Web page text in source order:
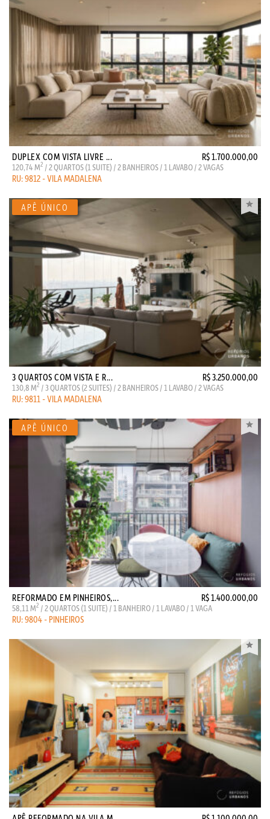
DUPLEX COM VISTA LIVRE ... R$ 1.700.000,00
120,74 M2 / 2 QUARTOS (1 SUITE) / 2 BANHEIROS / 1 LAVABO / 2 VAGAS
RU: 9812 - VILA MADALENA
3 QUARTOS COM VISTA E R... R$ 3.250.000,00
130,8 M2 / 3 QUARTOS (2 SUITES) / 2 BANHEIROS / 1 LAVABO / 2 VAGAS
RU: 9811 - VILA MADALENA
REFORMADO EM PINHEIROS,... R$ 1.400.000,00
58,11 M2 / 2 QUARTOS (1 SUITE) / 1 BANHEIRO / 1 LAVABO / 1 VAGA
RU: 9804 - PINHEIROS